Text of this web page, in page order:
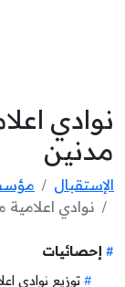
نوادي
مدنين
الإستقبال
نوادي
إحصائيات
توزيع نوادي